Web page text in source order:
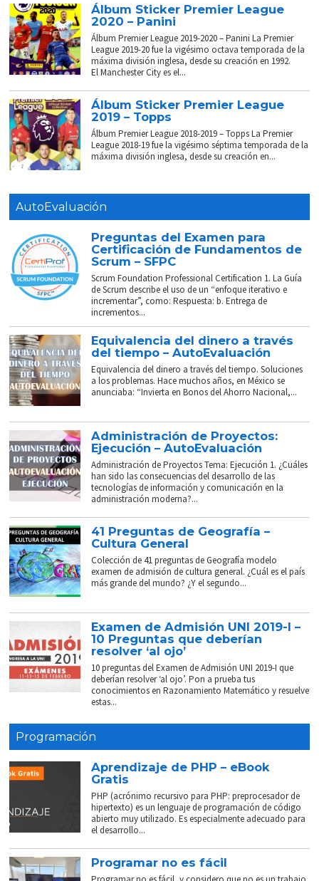
Álbum Sticker Premier League
2020 – Panini
Álbum Premier League 2019-2020 – Panini La Premier
League 2019-20 fue la vigésimo octava temporada de la
máxima división inglesa, desde su creación en 1992.
El Manchester City es el...
Álbum Sticker Premier League
2019 – Topps
Álbum Premier League 2018-2019 – Topps La Premier
League 2018-19 fue la vigésimo séptima temporada de la
máxima división inglesa, desde su creación en...
AutoEvaluación
Preguntas del Examen para
Certificación de Fundamentos de
Scrum – SFPC
Scrum Foundation Professional Certification 1. La Guía
de Scrum describe el uso de un “enfoque iterativo e
incrementar”, como: Respuesta: b. Entrega de
incrementos...
Equivalencia del dinero a través
del tiempo – AutoEvaluación
Equivalencia del dinero a través del tiempo. Soluciones
a los problemas. Hace muchos años, en México se
anunciaba: “Invierta en Bonos del Ahorro Nacional,...
Administración de Proyectos:
Ejecución – AutoEvaluación
Administración de Proyectos Tema: Ejecución 1. ¿Cuáles
han sido las consecuencias del desarrollo de las
tecnologías de información y comunicación en la
administración moderna?...
41 Preguntas de Geografía –
Cultura General
Colección de 41 preguntas de Geografía modelo
examen de admisión de cultura general. ¿Cuál es el país
más grande del mundo? ¿Y el segundo...
Examen de Admisión UNI 2019-I –
10 Preguntas que deberían
resolver ‘al ojo’
10 preguntas del Examen de Admisión UNI 2019-I que
deberían resolver ‘al ojo’. Pon a prueba tus
conocimientos en Razonamiento Matemático y resuelve
estas...
Programación
Aprendizaje de PHP – eBook
Gratis
PHP (acrónimo recursivo para PHP: preprocesador de
hipertexto) es un lenguaje de programación de código
abierto muy utilizado. Es especialmente adecuado para
el desarrollo...
Programar no es fácil